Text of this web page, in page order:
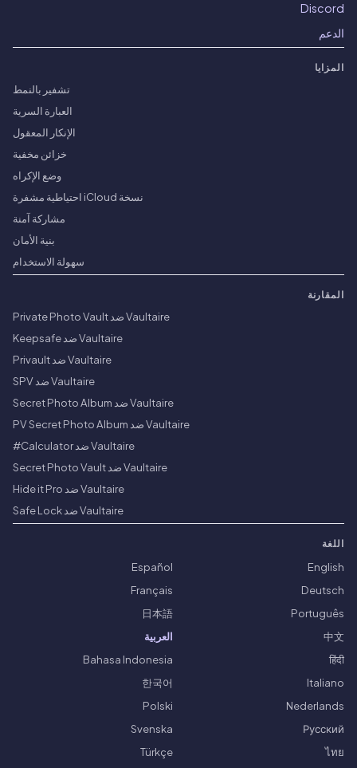
Discord
الدعم
المزايا
تشفير بالنمط
العبارة السرية
الإنكار المعقول
خزائن مخفية
وضع الإكراه
نسخة iCloud احتياطية مشفرة
مشاركة آمنة
بنية الأمان
سهولة الاستخدام
المقارنة
Vaultaire ضد Private Photo Vault
Vaultaire ضد Keepsafe
Vaultaire ضد Privault
Vaultaire ضد SPV
Vaultaire ضد Secret Photo Album
Vaultaire ضد PV Secret Photo Album
Vaultaire ضد Calculator#
Vaultaire ضد Secret Photo Vault
Vaultaire ضد Hide it Pro
Vaultaire ضد Safe Lock
اللغة
English
Español
Deutsch
Français
Português
日本語
中文
العربية
हिंदी
Bahasa Indonesia
Italiano
한국어
Nederlands
Polski
Русский
Svenska
ไทย
Türkçe